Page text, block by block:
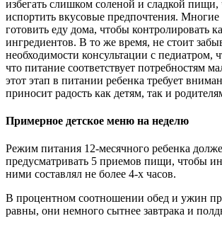
избегать слишком соленой и сладкой пищи,
испортить вкусовые предпочтения.
готовить еду дома, чтобы контролировать
ингредиентов. В то же время, не стоит
необходимости консультации с педиатром,
что питание соответствует потребностям
этот этап в питании ребенка требует
приносит радость как детям, так и
Примерное детское меню на неделю
Режим питания 12-месячного ребенка
предусматривать 5 приемов пищи, чтобы
ними составлял не более 4-х часов.
В процентном соотношении обед и ужин
равны, они немного сытнее завтрака и